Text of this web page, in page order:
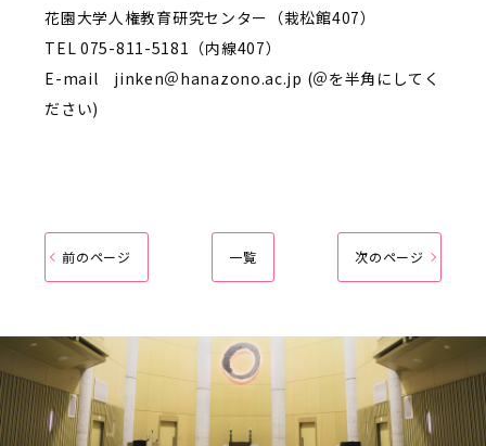
花園大学人権教育研究センター（栽松館407）
TEL 075-811-5181（内線407）
E-mail jinken＠hanazono.ac.jp (＠を半角にしてく
ださい)
前のページ 一覧 次のページ